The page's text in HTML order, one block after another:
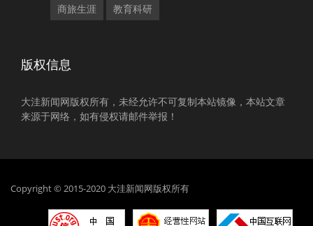
商旅生涯 教育科研
版权信息
大洼新闻网版权所有，未经允许不可复制本站镜像，本站文章
来源于网络，如有侵权请邮件举报！
Copyright © 2015-2020 大洼新闻网版权所有